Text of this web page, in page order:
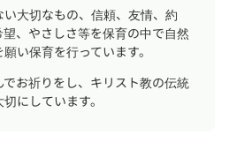
大切なもの、信頼、友情、約
、やさしさ等を保育の中で自然
い保育を行っています。
お祈りをし、キリスト教の伝統
にしています。